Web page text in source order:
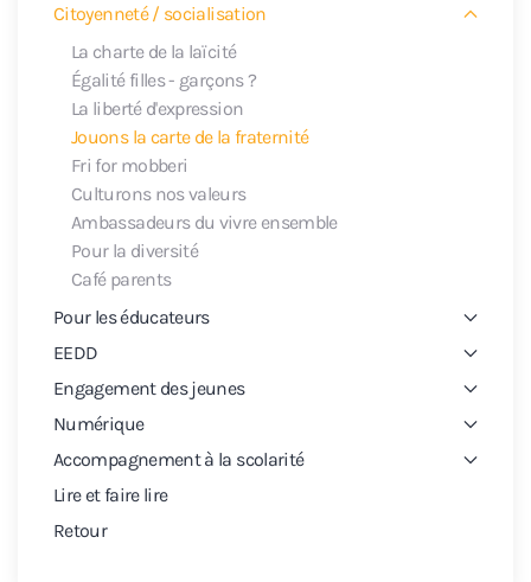
Citoyenneté / socialisation
La charte de la laïcité
Égalité filles - garçons ?
La liberté d'expression
Jouons la carte de la fraternité
Fri for mobberi
Culturons nos valeurs
Ambassadeurs du vivre ensemble
Pour la diversité
Café parents
Pour les éducateurs
EEDD
Engagement des jeunes
Numérique
Accompagnement à la scolarité
Lire et faire lire
Retour